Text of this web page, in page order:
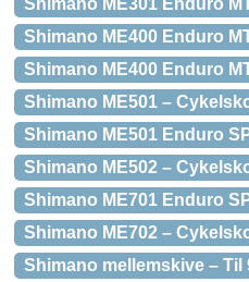
Shimano ME301 Enduro
Shimano ME400 Enduro
Shimano ME400 Enduro
Shimano ME501 –
Shimano ME501 Enduro
Shimano ME502 –
Shimano ME701 Enduro
Shimano ME702 –
Shimano mellemskive – Til